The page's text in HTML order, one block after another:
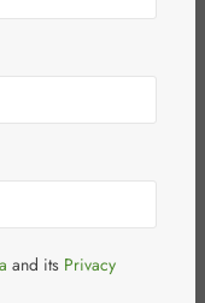
besuchen.
mit denen
Datenschutz
and its Privacy